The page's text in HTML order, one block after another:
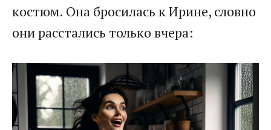
костюм. Она бросилась к Ирине, словно
они расстались только вчера: